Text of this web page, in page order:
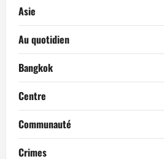
Asie
Au quotidien
Bangkok
Centre
Communauté
Crimes